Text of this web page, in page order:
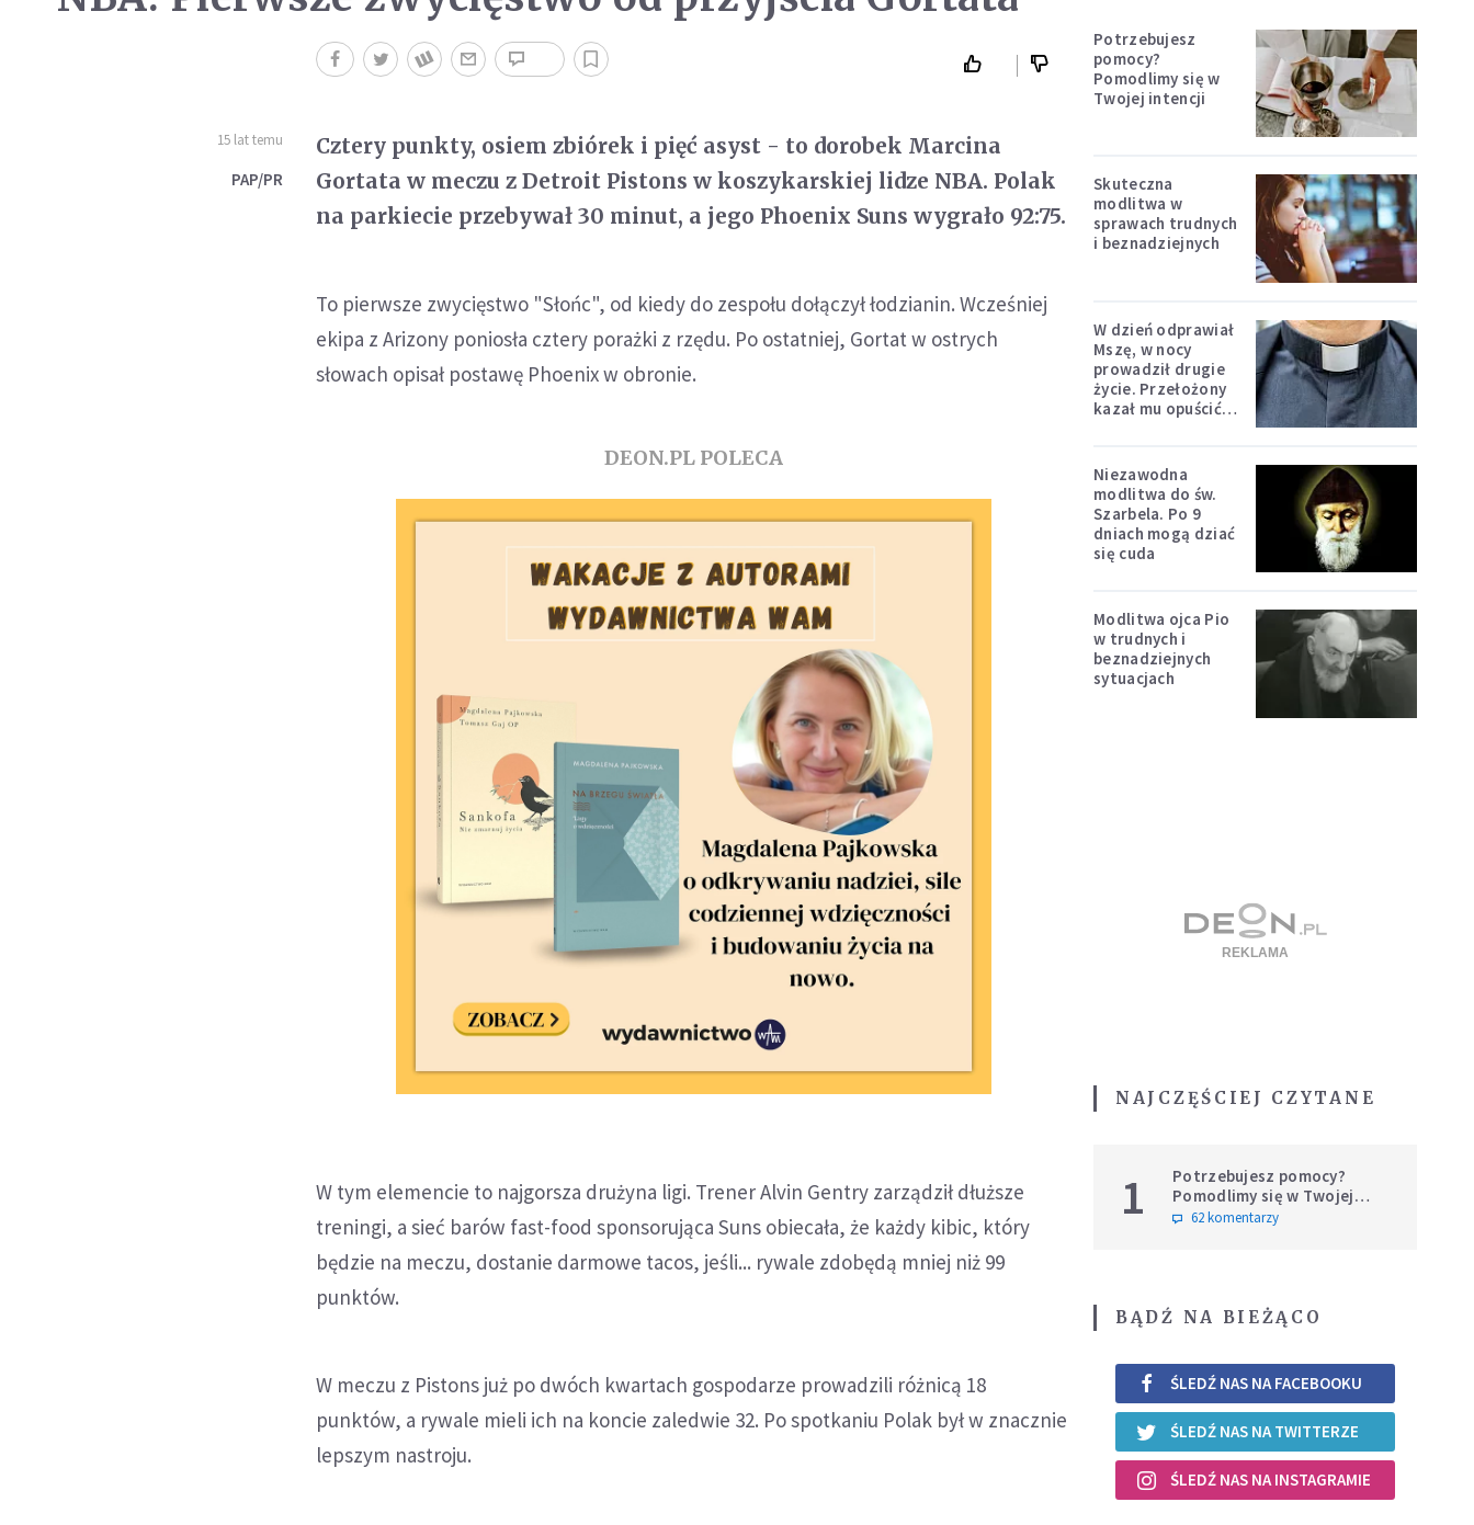
15 lat temu
PAP/PR
Cztery punkty, osiem zbiórek i pięć asyst - to dorobek Marcina
Gortata w meczu z Detroit Pistons w koszykarskiej lidze NBA. Polak
na parkiecie przebywał 30 minut, a jego Phoenix Suns wygrało 92:75.
To pierwsze zwycięstwo "Słońc", od kiedy do zespołu dołączył łodzianin. Wcześniej
ekipa z Arizony poniosła cztery porażki z rzędu. Po ostatniej, Gortat w ostrych
słowach opisał postawę Phoenix w obronie.
DEON.PL POLECA
W tym elemencie to najgorsza drużyna ligi. Trener Alvin Gentry zarządził dłuższe
treningi, a sieć barów fast-food sponsorująca Suns obiecała, że każdy kibic, który
będzie na meczu, dostanie darmowe tacos, jeśli... rywale zdobędą mniej niż 99
punktów.
W meczu z Pistons już po dwóch kwartach gospodarze prowadzili różnicą 18
punktów, a rywale mieli ich na koncie zaledwie 32. Po spotkaniu Polak był w znacznie
lepszym nastroju.
Potrzebujesz
pomocy?
Pomodlimy się w
Twojej intencji
Skuteczna
modlitwa w
sprawach trudnych
i beznadziejnych
W dzień odprawiał
Mszę, w nocy
prowadził drugie
życie. Przełożony
kazał mu opuścić
Niezawodna
modlitwa do św.
Szarbela. Po 9
dniach mogą dziać
się cuda
Modlitwa ojca Pio
w trudnych i
beznadziejnych
sytuacjach
NAJCZĘŚCIEJ CZYTANE
1
Potrzebujesz pomocy?
Pomodlimy się w Twojej
intencji
62 komentarzy
BĄDŹ NA BIEŻĄCO
ŚLEDŹ NAS NA FACEBOOKU
ŚLEDŹ NAS NA TWITTERZE
ŚLEDŹ NAS NA INSTAGRAMIE